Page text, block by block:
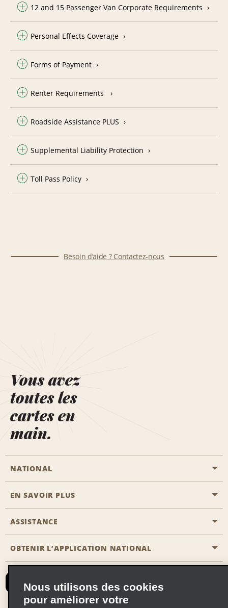
12 and 15 Passenger Van Corporate Requirements
Personal Effects Coverage
Forms of Payment
Renter Requirements
Roadside Assistance PLUS
Supplemental Liability Protection
Toll Pass Policy
Besoin d’aide ? Contactez-nous
Vous avez
toutes les
cartes en
main.
NATIONAL
Passer une réservation
Solutions pour les professionnels
EN SAVOIR PLUS
Carrière
ASSISTANCE
Accessibilité
Nous contacter
Recevoir des offres par email
OBTENIR L’APPLICATION NATIONAL
Nous utilisons des cookies
pour améliorer votre